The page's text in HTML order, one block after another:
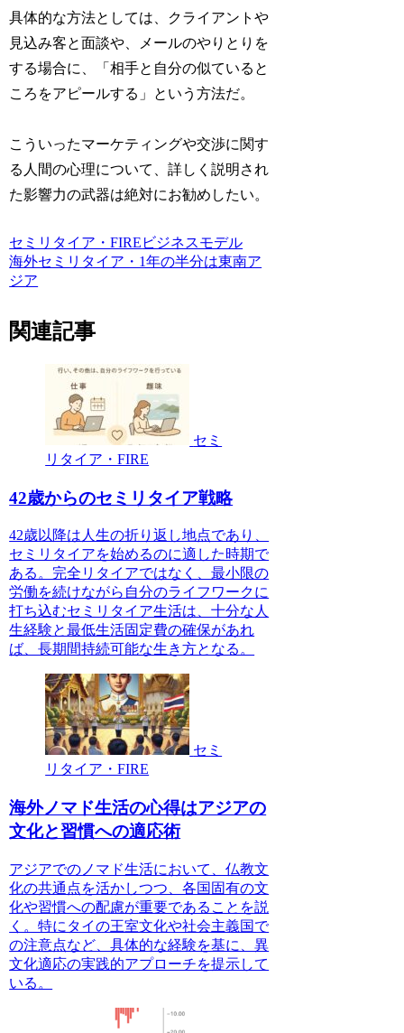
具体的な方法としては、クライアントや
見込み客と面談や、メールのやりとりを
する場合に、「相手と自分の似ていると
ころをアピールする」という方法だ。
こういったマーケティングや交渉に関す
る人間の心理について、詳しく説明され
た影響力の武器は絶対にお勧めしたい。
セミリタイア・FIRE ビジネスモデル
海外セミリタイア・1年の半分は東南ア
ジア
関連記事
セミ
リタイア・FIRE
42歳からのセミリタイア戦略
42歳以降は人生の折り返し地点であり、
セミリタイアを始めるのに適した時期で
ある。完全リタイアではなく、最小限の
労働を続けながら自分のライフワークに
打ち込むセミリタイア生活は、十分な人
生経験と最低生活固定費の確保があれ
ば、長期間持続可能な生き方となる。
セミ
リタイア・FIRE
海外ノマド生活の心得はアジアの
文化と習慣への適応術
アジアでのノマド生活において、仏教文
化の共通点を活かしつつ、各国固有の文
化や習慣への配慮が重要であることを説
く。特にタイの王室文化や社会主義国で
の注意点など、具体的な経験を基に、異
文化適応の実践的アプローチを提示して
いる。